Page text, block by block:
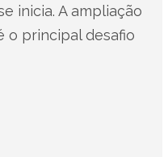
inicia. A ampliação
o principal desafio